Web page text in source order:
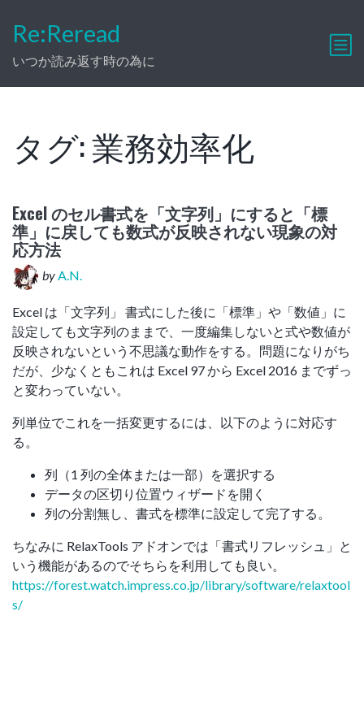
Re:Reread
いつか読み返す時の為に
タグ:業務効率化
Excel のセル書式を「文字列」にすると「標
準」に戻しても数式が反映されない現象の対
応方法
byA.N.
Excel は「文字列」 書式にした後に「標準」や「数値」に
設定しても文字列のままで、一度編集しないと式や数値が
反映されないという不思議な動作をする。問題になりがち
だが、少なくともこれは Excel 97 から Excel 2016 までずっ
と変わっていない。
列単位でこれを一括変更するには、以下のように対応す
る。
列（1 列の全体または一部）を選択する
データの区切り位置ウィザードを開く
列の分割無し、書式を標準に設定して完了する。
ちなみに RelaxTools アドオンでは「書式リフレッシュ」と
いう機能があるのでそちらを利用しても良い。
https://forest.watch.impress.co.jp/library/software/relaxtool
s/